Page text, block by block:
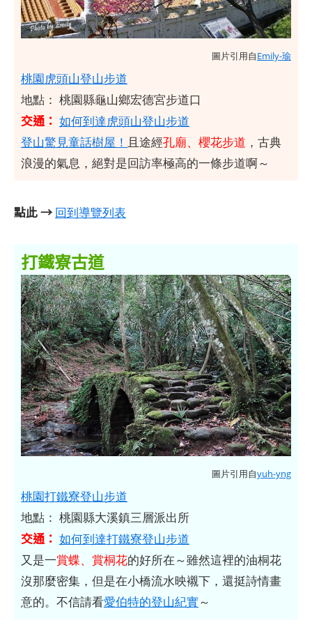
圖片引用自Emily-瑜
桃園虎頭山登山步道
地點： 桃園縣龜山鄉宏德宮步道口
交通： 如何到達虎頭山登山步道
登山驚見童話樹屋！ 且途經孔廟、櫻花步道 ，古典
浪漫的氣息，絕對是回訪率極高的一條步道啊～
點此 → 回到導覽列表
打鐵寮古道
圖片引用自yuh-yng
桃園打鐵寮登山步道
地點： 桃園縣大溪鎮三層派出所
交通： 如何到達打鐵寮登山步道
又是一賞蝶、賞桐花的好所在～雖然這裡的油桐花
沒那麼密集，但是在小橋流水映襯下，還挺詩情畫
意的。不信請看愛伯特的登山紀實～